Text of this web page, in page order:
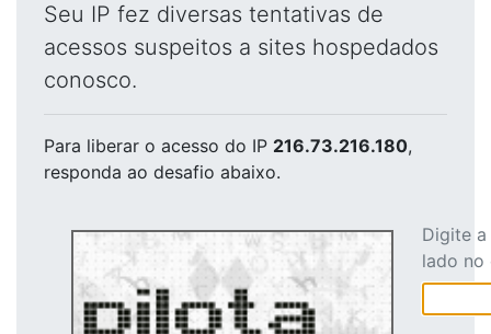
Seu IP fez diversas tentativas de
acessos suspeitos a sites hospedados
conosco.
Para liberar o acesso do IP 216.73.216.180,
responda ao desafio abaixo.
Digite
lado no